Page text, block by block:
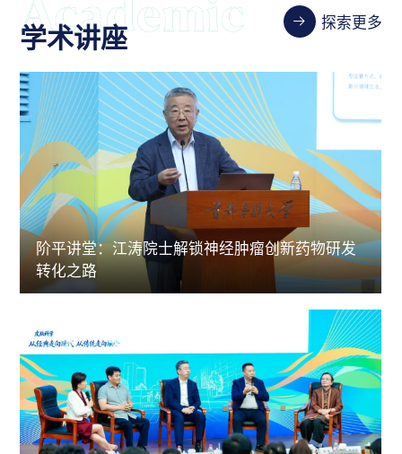
学术讲座 探索更多
阶平讲堂：江涛院士解锁神经肿瘤创新药物研发
转化之路